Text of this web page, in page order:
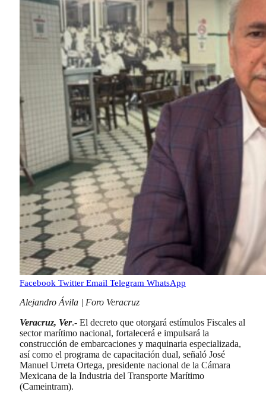
Facebook Twitter Email Telegram WhatsApp
Alejandro Ávila | Foro Veracruz
Veracruz, Ver.- El decreto que otorgará estímulos Fiscales al
sector marítimo nacional, fortalecerá e impulsará la
construcción de embarcaciones y maquinaria especializada,
así como el programa de capacitación dual, señaló José
Manuel Urreta Ortega, presidente nacional de la Cámara
Mexicana de la Industria del Transporte Marítimo
(Cameintram).